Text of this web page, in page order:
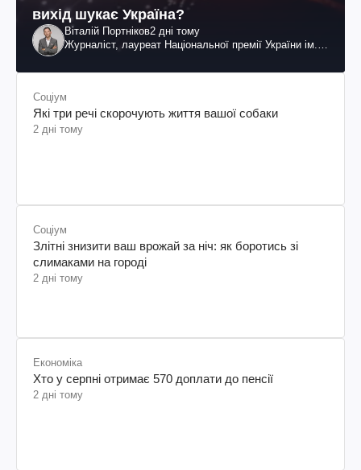
вихід шукає Україна?
Віталій Портніков2 дні тому
Журналіст, лауреат Національної премії України ім.
Соціум
Які три речі скорочують життя вашої собаки
2 дні тому
Соціум
Злітні знизити ваш врожай за ніч: як боротись зі
слимаками на городі
2 дні тому
Економіка
Хто у серпні отримає 570 доплати до пенсії
2 дні тому